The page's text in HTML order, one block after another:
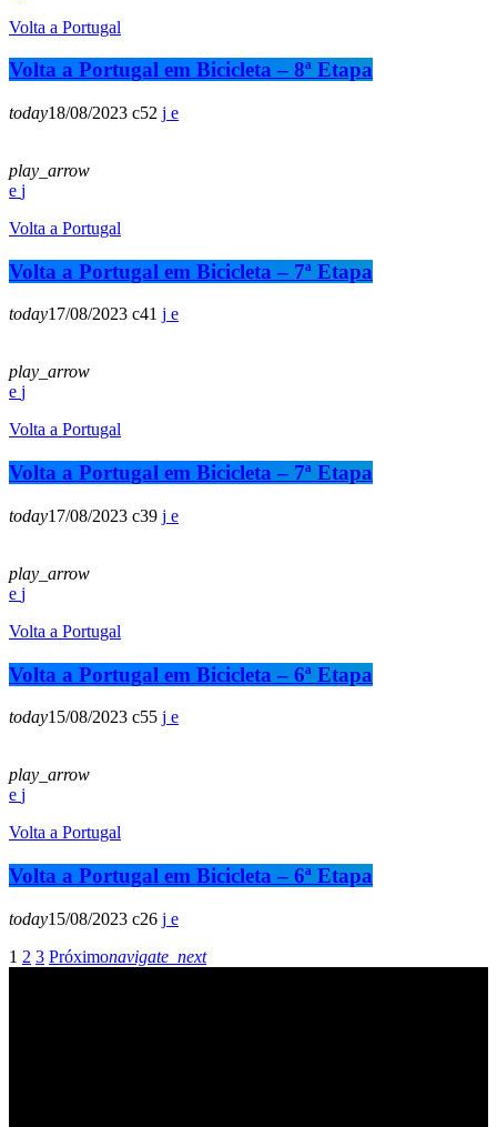
Volta a Portugal
Volta a Portugal em Bicicleta – 8ª Etapa
today18/08/2023 52
play_arrow
Volta a Portugal
Volta a Portugal em Bicicleta – 7ª Etapa
today17/08/2023 41
play_arrow
Volta a Portugal
Volta a Portugal em Bicicleta – 7ª Etapa
today17/08/2023 39
play_arrow
Volta a Portugal
Volta a Portugal em Bicicleta – 6ª Etapa
today15/08/2023 55
play_arrow
Volta a Portugal
Volta a Portugal em Bicicleta – 6ª Etapa
today15/08/2023
26
1 2 3 Próximonavigate_next